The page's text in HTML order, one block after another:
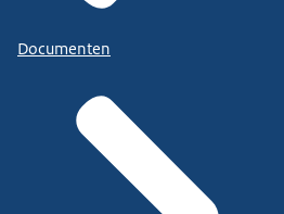
Documenten